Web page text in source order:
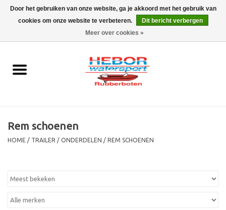
0 Artikelen - €0,00
Outboard
Rem schoenen
HOME / TRAILER / ONDERDELEN / REM SCHOENEN
Door het gebruiken van onze website, ga je akkoord met het gebruik van
cookies om onze website te verbeteren.
Dit bericht verbergen
Meer over cookies »